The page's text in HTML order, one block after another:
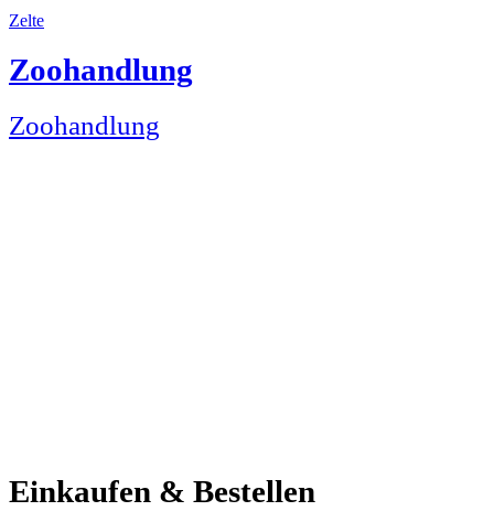
Zelte
Zoohandlung
Zoohandlung
Einkaufen & Bestellen